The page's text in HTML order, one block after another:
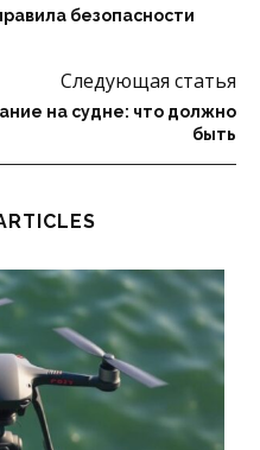
безопасности
Следующая статья
на судне: что должно
быть